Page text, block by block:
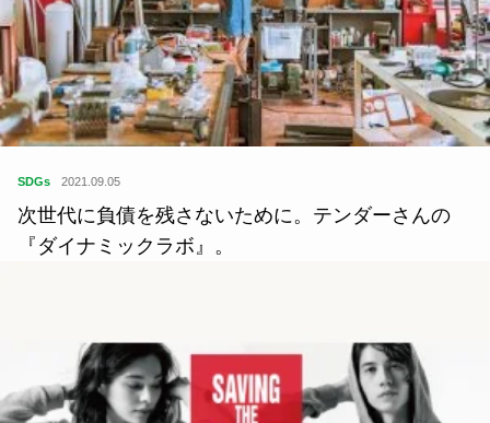
SDGs 2021.09.05
次世代に負債を残さないために。テンダーさんの
『ダイナミックラボ』。